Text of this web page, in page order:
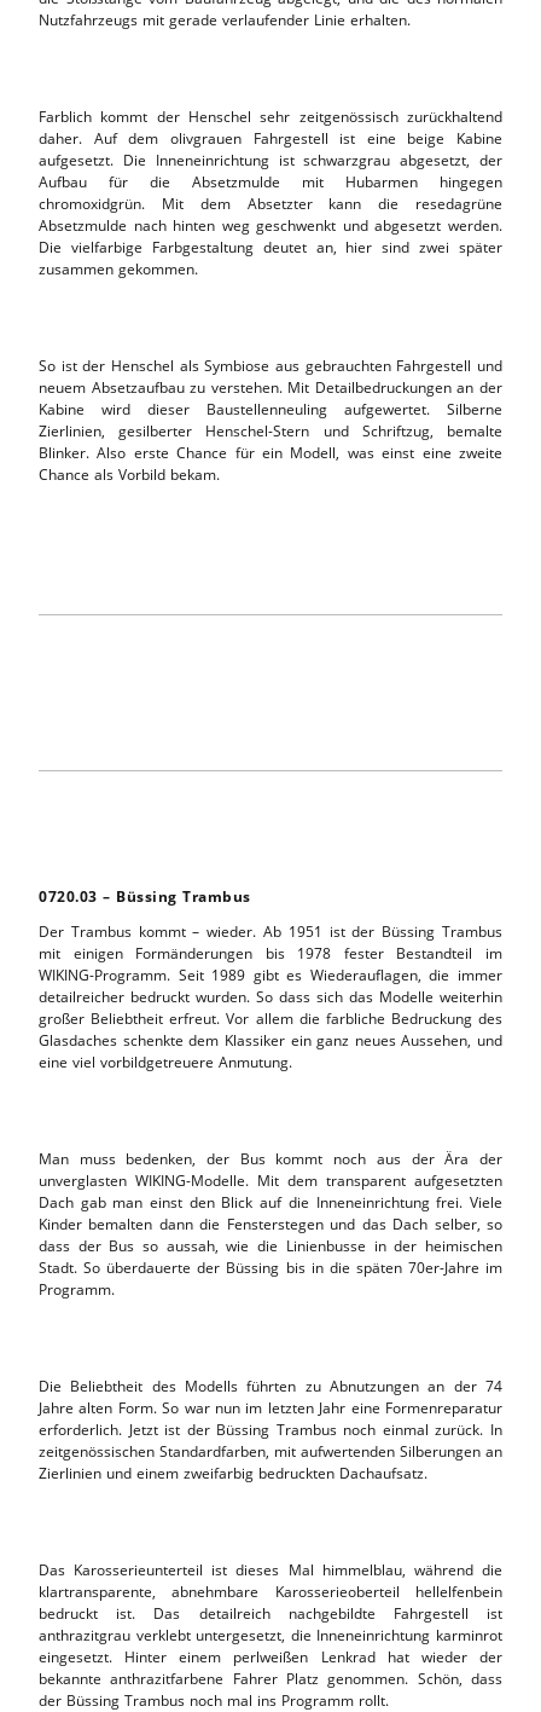
Nutzfahrzeugs mit gerade verlaufender Linie erhalten.
Farblich kommt der Henschel sehr zeitgenössisch zurückhaltend
daher. Auf dem olivgrauen Fahrgestell ist eine beige Kabine
aufgesetzt. Die Inneneinrichtung ist schwarzgrau abgesetzt, der
Aufbau für die Absetzmulde mit Hubarmen hingegen
chromoxidgrün. Mit dem Absetzter kann die resedagrüne
Absetzmulde nach hinten weg geschwenkt und abgesetzt werden.
Die vielfarbige Farbgestaltung deutet an, hier sind zwei später
zusammen gekommen.
So ist der Henschel als Symbiose aus gebrauchten Fahrgestell und
neuem Absetzaufbau zu verstehen. Mit Detailbedruckungen an der
Kabine wird dieser Baustellenneuling aufgewertet. Silberne
Zierlinien, gesilberter Henschel-Stern und Schriftzug, bemalte
Blinker. Also erste Chance für ein Modell, was einst eine zweite
Chance als Vorbild bekam.
0720.03 – Büssing Trambus
Der Trambus kommt – wieder. Ab 1951 ist der Büssing Trambus
mit einigen Formänderungen bis 1978 fester Bestandteil im
WIKING-Programm. Seit 1989 gibt es Wiederauflagen, die immer
detailreicher bedruckt wurden. So dass sich das Modelle weiterhin
großer Beliebtheit erfreut. Vor allem die farbliche Bedruckung des
Glasdaches schenkte dem Klassiker ein ganz neues Aussehen, und
eine viel vorbildgetreuere Anmutung.
Man muss bedenken, der Bus kommt noch aus der Ära der
unverglasten WIKING-Modelle. Mit dem transparent aufgesetzten
Dach gab man einst den Blick auf die Inneneinrichtung frei. Viele
Kinder bemalten dann die Fensterstegen und das Dach selber, so
dass der Bus so aussah, wie die Linienbusse in der heimischen
Stadt. So überdauerte der Büssing bis in die späten 70er-Jahre im
Programm.
Die Beliebtheit des Modells führten zu Abnutzungen an der 74
Jahre alten Form. So war nun im letzten Jahr eine Formenreparatur
erforderlich. Jetzt ist der Büssing Trambus noch einmal zurück. In
zeitgenössischen Standardfarben, mit aufwertenden Silberungen an
Zierlinien und einem zweifarbig bedruckten Dachaufsatz.
Das Karosserieunterteil ist dieses Mal himmelblau, während die
klartransparente, abnehmbare Karosserieoberteil hellelfenbein
bedruckt ist. Das detailreich nachgebildte Fahrgestell ist
anthrazitgrau verklebt untergesetzt, die Inneneinrichtung karminrot
eingesetzt. Hinter einem perlweißen Lenkrad hat wieder der
bekannte anthrazitfarbene Fahrer Platz genommen. Schön, dass
der Büssing Trambus noch mal ins Programm rollt.